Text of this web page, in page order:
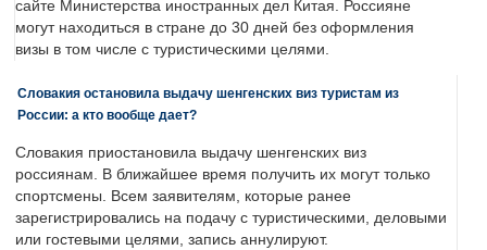
сайте Министерства иностранных дел Китая. Россияне
могут находиться в стране до 30 дней без оформления
визы в том числе с туристическими целями.
Словакия остановила выдачу шенгенских виз туристам из
России: а кто вообще дает?
Словакия приостановила выдачу шенгенских виз
россиянам. В ближайшее время получить их могут только
спортсмены. Всем заявителям, которые ранее
зарегистрировались на подачу с туристическими, деловыми
или гостевыми целями, запись аннулируют.